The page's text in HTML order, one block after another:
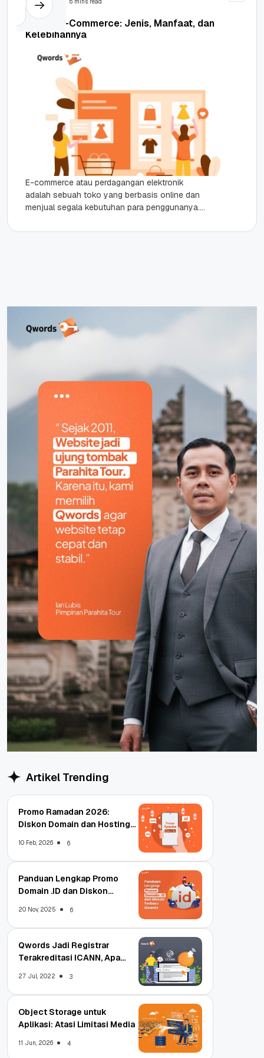
Apa Itu E-Commerce: Jenis, Manfaat, dan
Kelebihannya
E-commerce atau perdagangan elektronik
adalah sebuah toko yang berbasis online dan
menjual segala kebutuhan para penggunanya.
terbatas pada toko fisik,...
Artikel Trending
Promo Ramadan 2026:
Diskon Domain dan Hosting
10 Feb, 2026 6
Panduan Lengkap Promo
Domain .ID dan Diskon
20 Nov, 2025 6
Qwords Jadi Registrar
Terakreditasi ICANN, Apa
27 Jul, 2022 3
Object Storage untuk
Aplikasi: Atasi Limitasi Media
11 Jun, 2026 4